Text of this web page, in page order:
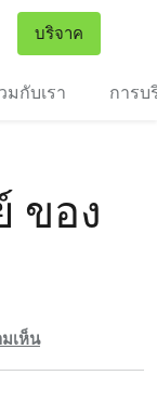
บริจาค
มกับเรา การบ
ของ
เห็น